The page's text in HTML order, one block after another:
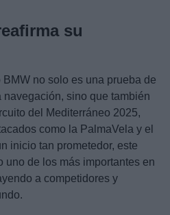
su
no solo es una prueba de
navegación, sino que también
del Mediterráneo 2025,
como la PalmaVela y el
inicio tan prometedor, este
uno de los más importantes en
a competidores y